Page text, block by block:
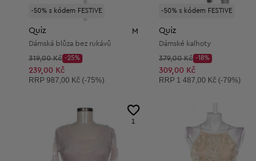
-50% s kódem FESTIVE
Quiz M
Dámská blůza bez rukávů
Původní cena:
319,00 Kč
Discount Price:
-25%
Snížená cena:
239,00 Kč
Doporučená cena:
RRP 987,00 Kč (-75%)
-50% s kódem FESTIVE
Quiz
Dámské kalhoty
Původní cena:
379,00 Kč
Discount Price:
-18%
Snížená cena:
309,00 Kč
Doporučená cena:
RRP 1 487,00 Kč (-79%)
1